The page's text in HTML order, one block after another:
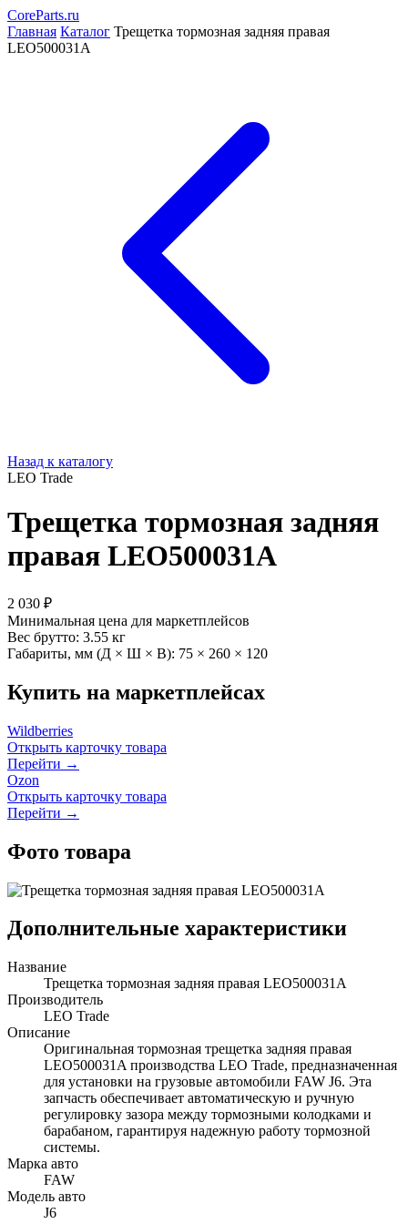
CoreParts.ru
Главная Каталог Трещетка тормозная задняя правая
LEO500031A
Назад к каталогу
LEO Trade
Трещетка тормозная задняя
правая LEO500031A
2 030 ₽
Минимальная цена для маркетплейсов
Вес брутто: 3.55 кг
Габариты, мм (Д × Ш × В): 75 × 260 × 120
Купить на маркетплейсах
Wildberries
Открыть карточку товара
Перейти →
Ozon
Открыть карточку товара
Перейти →
Фото товара
Дополнительные характеристики
Название
Трещетка тормозная задняя правая LEO500031A
Производитель
LEO Trade
Описание
Оригинальная тормозная трещетка задняя правая
LEO500031A производства LEO Trade, предназначенная
для установки на грузовые автомобили FAW J6. Эта
запчасть обеспечивает автоматическую и ручную
регулировку зазора между тормозными колодками и
барабаном, гарантируя надежную работу тормозной
системы.
Марка авто
FAW
Модель авто
J6